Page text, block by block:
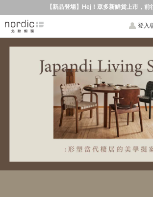
【新品登場】Hej！眾多新鮮貨上市，前
登入/